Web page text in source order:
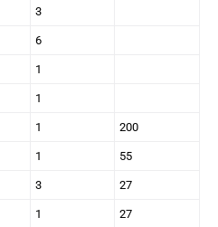
3
6
1
1
1 200
1 55
3 27
1 27